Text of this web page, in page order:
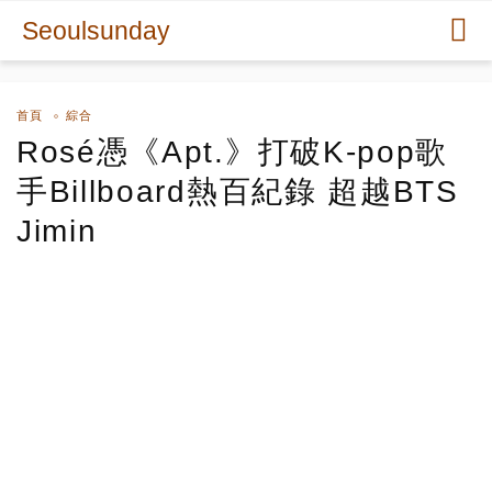
Seoulsunday
首頁 綜合
Rosé憑《Apt.》打破K-pop歌
手Billboard熱百紀錄 超越BTS
Jimin